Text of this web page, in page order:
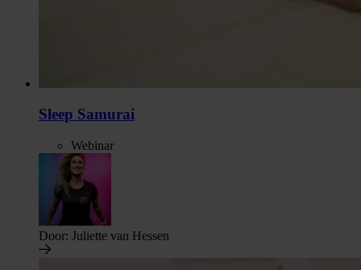
Sleep Samurai
Webinar
Door: Juliette van Hessen